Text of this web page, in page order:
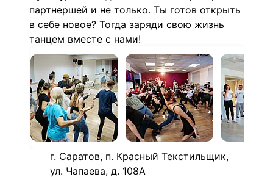
партнершей и не только. Ты готов открыть
в себе новое? Тогда заряди свою жизнь
танцем вместе с нами!
г. Саратов, п. Красный Текстильщик,
ул. Чапаева, д. 108А